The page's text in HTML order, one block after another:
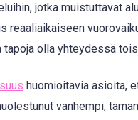
jotka muistuttavat
reaaliaikaiseen
olla yhteydessä
huomioitavia asioita,
vanhempi,